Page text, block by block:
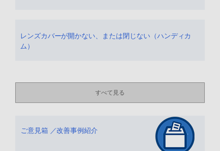
レンズカバーが開かない、または閉じない（ハンディカ
ム）
すべて見る
ご意見箱 ／改善事例紹介